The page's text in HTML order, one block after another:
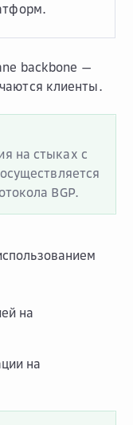
backbone —
клиенты.
на стыках с
BGP.
на
на